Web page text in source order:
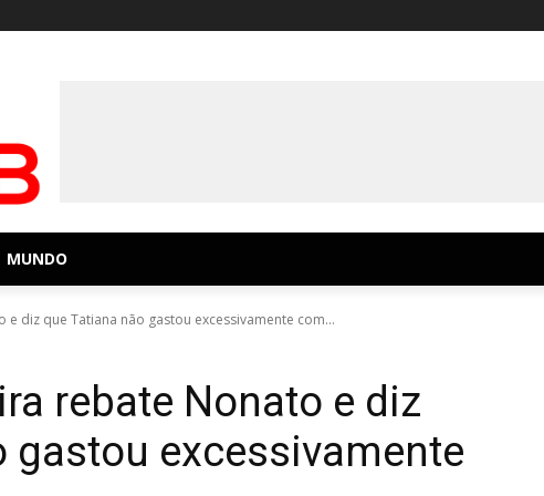
MUNDO
diz que Tatiana não gastou excessivamente com...
rebate Nonato e diz
gastou excessivamente